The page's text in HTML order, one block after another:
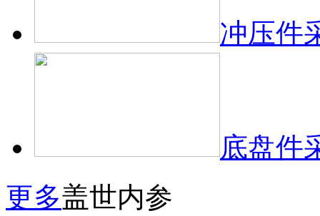
冲压件
底盘件
更多盖世内参